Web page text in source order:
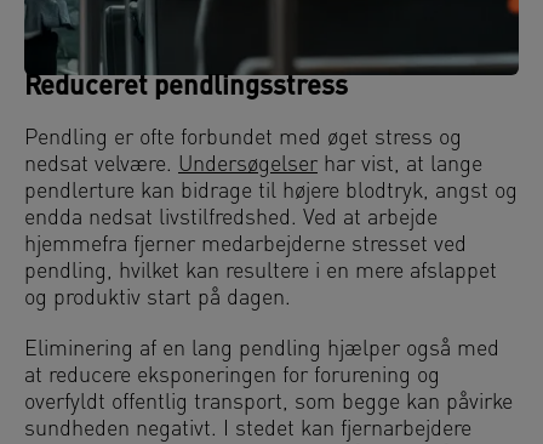
Reduceret pendlingsstress
Pendling er ofte forbundet med øget stress og
nedsat velvære. Undersøgelser har vist, at lange
pendlerture kan bidrage til højere blodtryk, angst og
endda nedsat livstilfredshed. Ved at arbejde
hjemmefra fjerner medarbejderne stresset ved
pendling, hvilket kan resultere i en mere afslappet
og produktiv start på dagen.
Eliminering af en lang pendling hjælper også med
at reducere eksponeringen for forurening og
overfyldt offentlig transport, som begge kan påvirke
sundheden negativt. I stedet kan fjernarbejdere